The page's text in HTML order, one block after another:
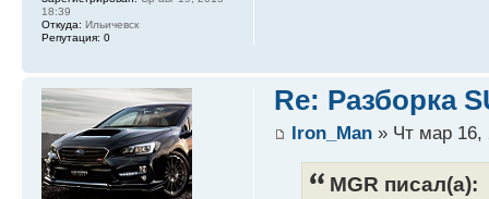
18:39
Откуда: Ильичевск
Репутация: 0
Re: Разборка
Iron_Man» Чт мар 16,
MGR писал(а):